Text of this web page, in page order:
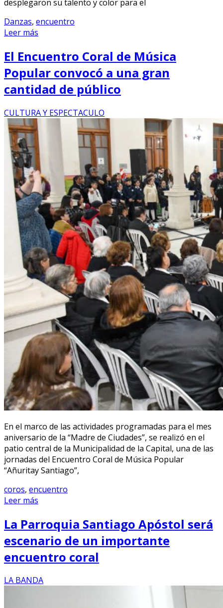
desplegaron su talento y color para el
Danzas, encuentro
Leer más
El Encuentro Coral de Música
Popular convocó a una gran
cantidad de público
CULTURA Y ESPECTACULO
En el marco de las actividades programadas para el mes
aniversario de la “Madre de Ciudades”, se realizó en el
patio central de la Municipalidad de la Capital, una de las
jornadas del Encuentro Coral de Música Popular
“Añuritay Santiago”,
coros, encuentro
Leer más
La Parroquia Santiago Apóstol será
escenario de un importante
encuentro coral
LA BANDA